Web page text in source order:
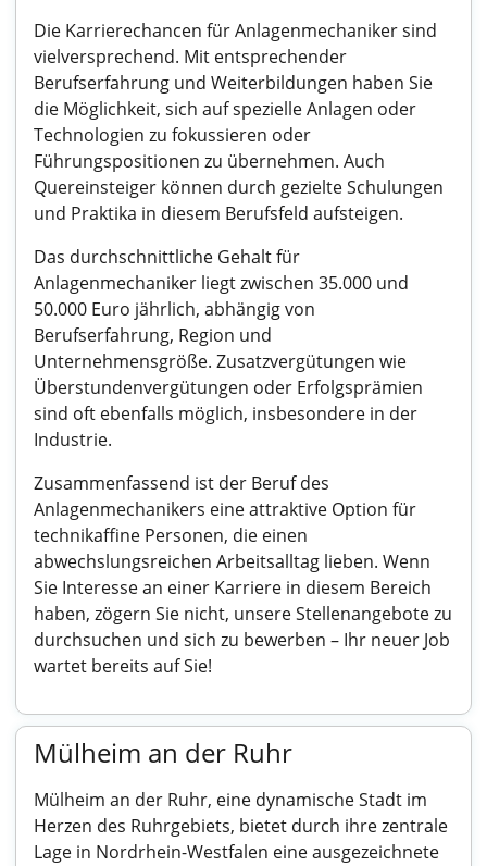
Die Karrierechancen für Anlagenmechaniker sind
vielversprechend. Mit entsprechender
Berufserfahrung und Weiterbildungen haben Sie
die Möglichkeit, sich auf spezielle Anlagen oder
Technologien zu fokussieren oder
Führungspositionen zu übernehmen. Auch
Quereinsteiger können durch gezielte Schulungen
und Praktika in diesem Berufsfeld aufsteigen.
Das durchschnittliche Gehalt für
Anlagenmechaniker liegt zwischen 35.000 und
50.000 Euro jährlich, abhängig von
Berufserfahrung, Region und
Unternehmensgröße. Zusatzvergütungen wie
Überstundenvergütungen oder Erfolgsprämien
sind oft ebenfalls möglich, insbesondere in der
Industrie.
Zusammenfassend ist der Beruf des
Anlagenmechanikers eine attraktive Option für
technikaffine Personen, die einen
abwechslungsreichen Arbeitsalltag lieben. Wenn
Sie Interesse an einer Karriere in diesem Bereich
haben, zögern Sie nicht, unsere Stellenangebote zu
durchsuchen und sich zu bewerben – Ihr neuer Job
wartet bereits auf Sie!
Mülheim an der Ruhr
Mülheim an der Ruhr, eine dynamische Stadt im
Herzen des Ruhrgebiets, bietet durch ihre zentrale
Lage in Nordrhein-Westfalen eine ausgezeichnete